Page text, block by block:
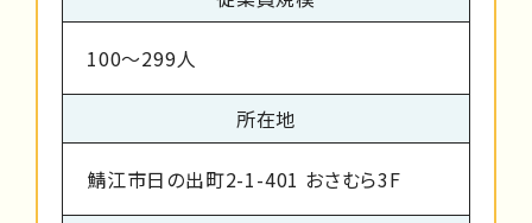
100～299人
所在地
鯖江市日の出町2-1-401 おさむら3F